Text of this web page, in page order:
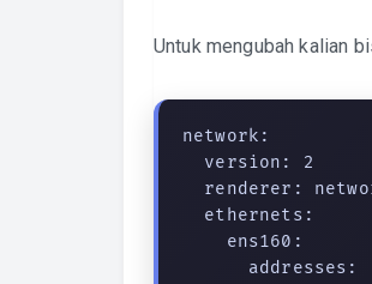
Untuk mengubah kalian
network: